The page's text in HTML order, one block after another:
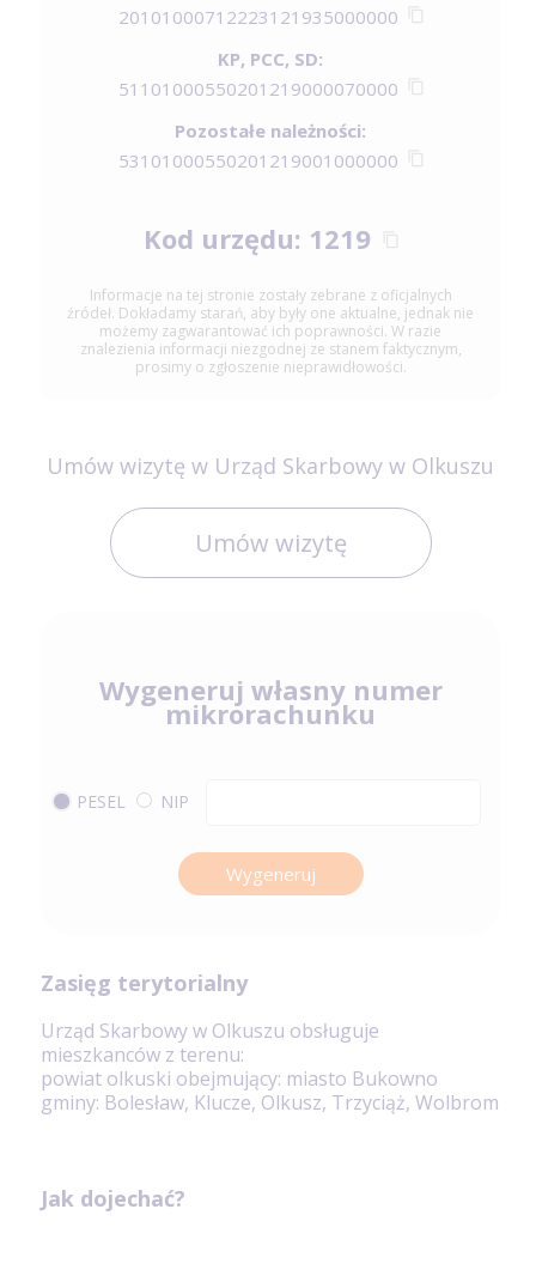
20101000712223121935000000
KP, PCC, SD:
51101000550201219000070000
Pozostałe należności:
53101000550201219001000000
Kod urzędu: 1219
Informacje na tej stronie zostały zebrane z oficjalnych
źródeł. Dokładamy starań, aby były one aktualne, jednak nie
możemy zagwarantować ich poprawności. W razie
znalezienia informacji niezgodnej ze stanem faktycznym,
prosimy o zgłoszenie nieprawidłowości.
Umów wizytę w Urząd Skarbowy w Olkuszu
Umów wizytę
Wygeneruj własny numer
mikrorachunku
PESEL NIP
Wygeneruj
Zasięg terytorialny
Urząd Skarbowy w Olkuszu obsługuje
mieszkanców z terenu:
powiat olkuski obejmujący: miasto Bukowno
gminy: Bolesław, Klucze, Olkusz, Trzyciąż, Wolbrom
Jak dojechać?